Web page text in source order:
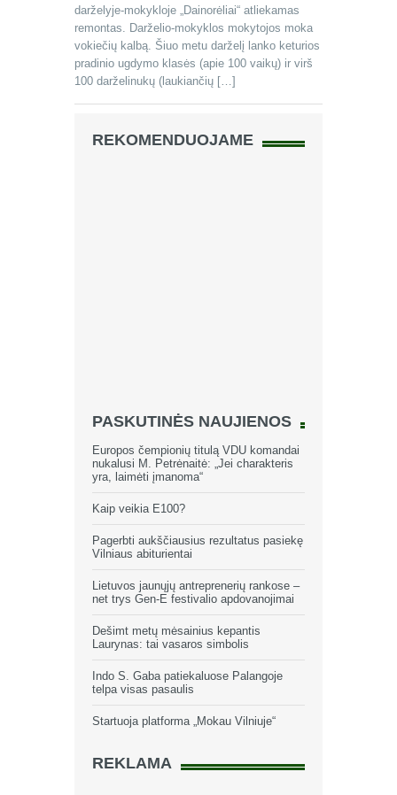
darželyje-mokykloje „Dainorėliai“ atliekamas
remontas. Darželio-mokyklos mokytojos moka
vokiečių kalbą. Šiuo metu darželį lanko keturios
pradinio ugdymo klasės (apie 100 vaikų) ir virš
100 darželinukų (laukiančių […]
REKOMENDUOJAME
PASKUTINĖS NAUJIENOS
Europos čempionių titulą VDU komandai
nukalusi M. Petrėnaitė: „Jei charakteris
yra, laimėti įmanoma“
Kaip veikia E100?
Pagerbti aukščiausius rezultatus pasiekę
Vilniaus abiturientai
Lietuvos jaunųjų antreprenerių rankose –
net trys Gen-E festivalio apdovanojimai
Dešimt metų mėsainius kepantis
Laurynas: tai vasaros simbolis
Indo S. Gaba patiekaluose Palangoje
telpa visas pasaulis
Startuoja platforma „Mokau Vilniuje“
REKLAMA